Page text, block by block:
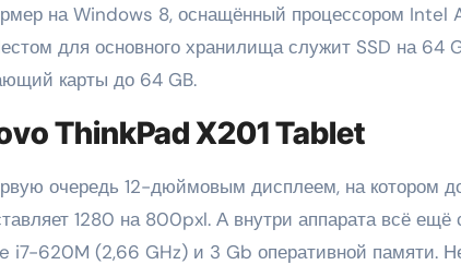
на Windows 8, оснащённый процессором Intel
для основного хранилища служит SSD на 64
карты до 64 GB.
ThinkPad X201 Tablet
очередь 12-дюймовым дисплеем, на котором
1280 на 800pxl. А внутри аппарата всё ещё
i7-620M (2,66 GHz) и 3 Gb оперативной памяти.